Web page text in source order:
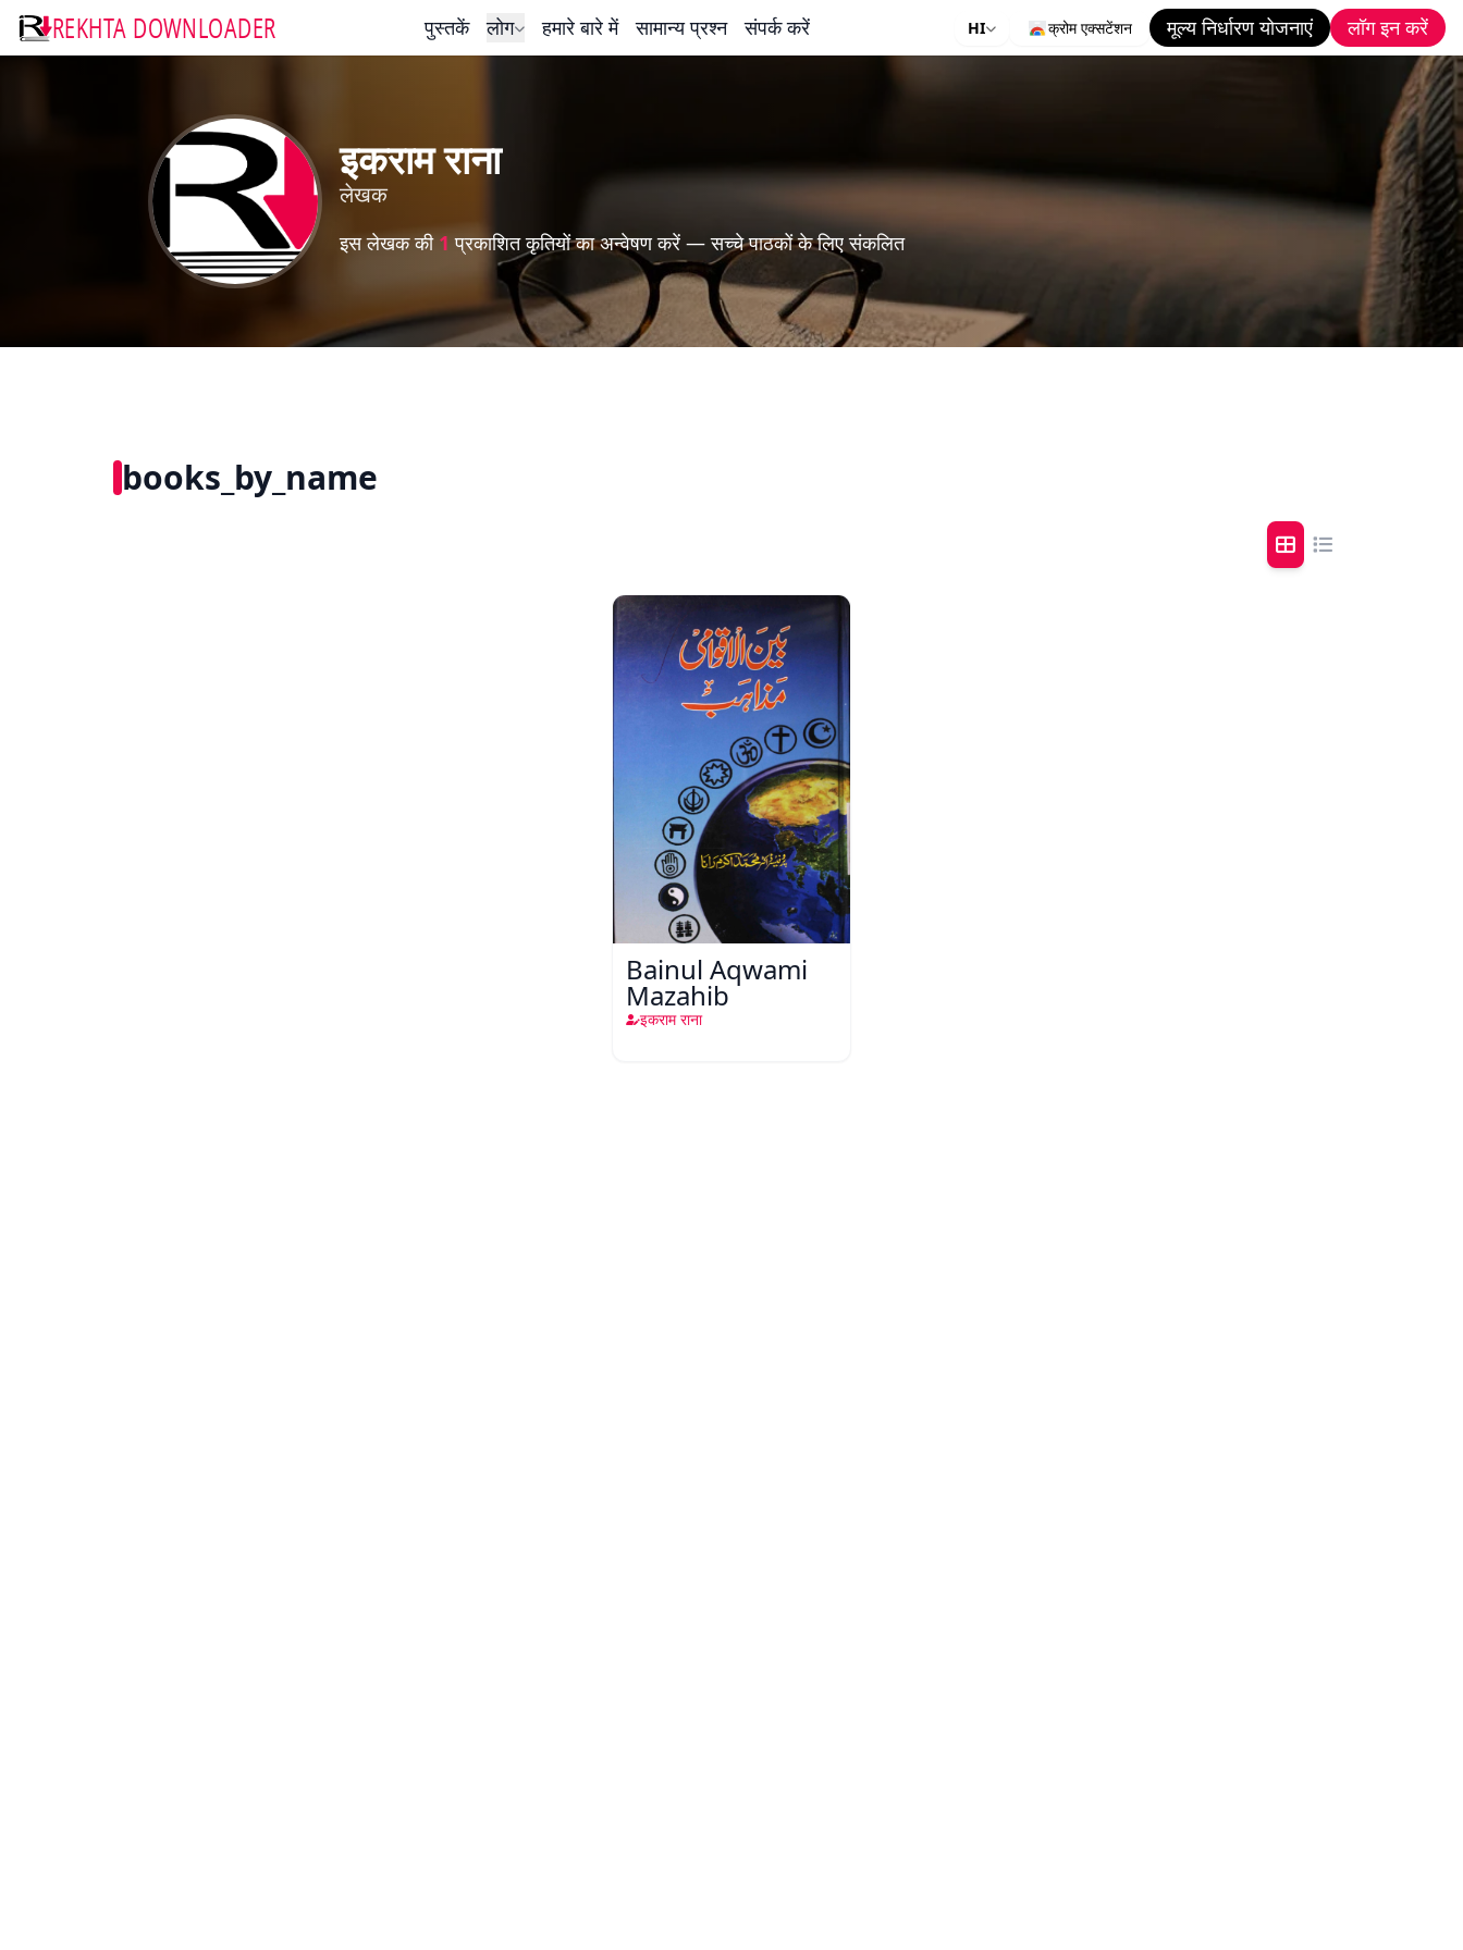
REKHTA DOWNLOADER पुस्तकें लोग हमारे बारे में सामान्य प्रश्न संपर्क करें HI क्रोम एक्सटेंशन मूल्य निर्धारण योजनाएं लॉग इन करें
इकराम राना
लेखक
इस लेखक की 1 प्रकाशित कृतियों का अन्वेषण करें — सच्चे पाठकों के लिए संकलित
books_by_name
Bainul Aqwami
Mazahib
इकराम राना